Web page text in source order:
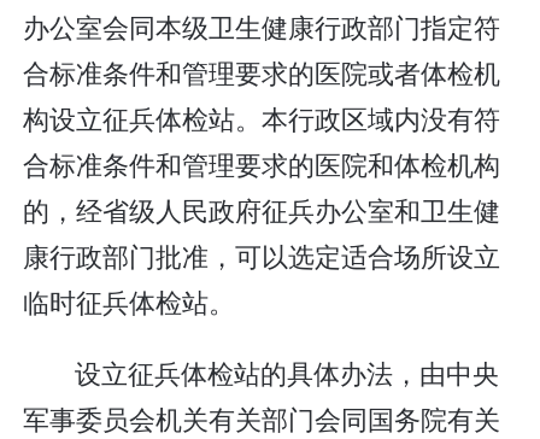
办公室会同本级卫生健康行政部门指定符
合标准条件和管理要求的医院或者体检机
构设立征兵体检站。本行政区域内没有符
合标准条件和管理要求的医院和体检机构
的，经省级人民政府征兵办公室和卫生健
康行政部门批准，可以选定适合场所设立
临时征兵体检站。
设立征兵体检站的具体办法，由中央
军事委员会机关有关部门会同国务院有关